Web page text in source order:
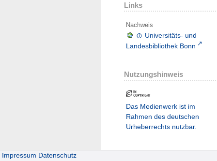
Links
Nachweis
Universitäts- und
Landesbibliothek Bonn
Nutzungshinweis
Das Medienwerk ist im
Rahmen des deutschen
Urheberrechts nutzbar.
Impressum Datenschutz